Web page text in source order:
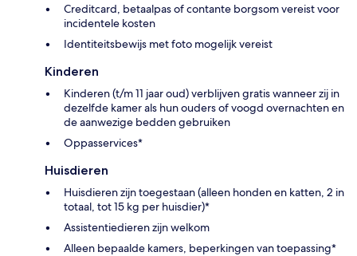
Creditcard, betaalpas of contante borgsom vereist voor
incidentele kosten
Identiteitsbewijs met foto mogelijk vereist
Kinderen
Kinderen (t/m 11 jaar oud) verblijven gratis wanneer zij in
dezelfde kamer als hun ouders of voogd overnachten en
de aanwezige bedden gebruiken
Oppasservices*
Huisdieren
Huisdieren zijn toegestaan (alleen honden en katten, 2 in
totaal, tot 15 kg per huisdier)*
Assistentiedieren zijn welkom
Alleen bepaalde kamers, beperkingen van toepassing*